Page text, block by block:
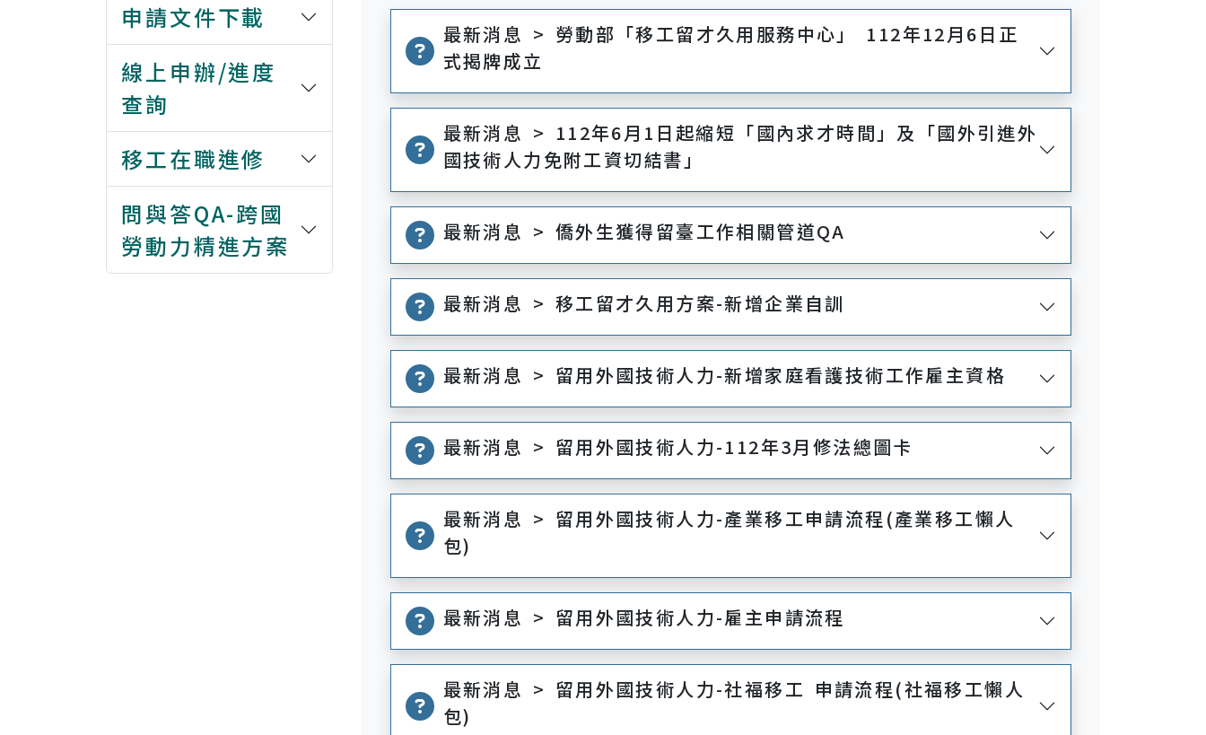
申請文件下載
線上申辦/進度
查詢
移工在職進修
問與答QA-跨國
勞動力精進方案
最新消息 > 勞動部「移工留才久用服務中心」 112年12月6日正
式揭牌成立
最新消息 > 112年6月1日起縮短「國內求才時間」及「國外引進外
國技術人力免附工資切結書」
最新消息 > 僑外生獲得留臺工作相關管道QA
最新消息 > 移工留才久用方案-新增企業自訓
最新消息 > 留用外國技術人力-新增家庭看護技術工作雇主資格
最新消息 > 留用外國技術人力-112年3月修法總圖卡
最新消息 > 留用外國技術人力-產業移工申請流程(產業移工懶人
包)
最新消息 > 留用外國技術人力-雇主申請流程
最新消息 > 留用外國技術人力-社福移工 申請流程(社福移工懶人
包)